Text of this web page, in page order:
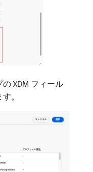
XDM フィール
。